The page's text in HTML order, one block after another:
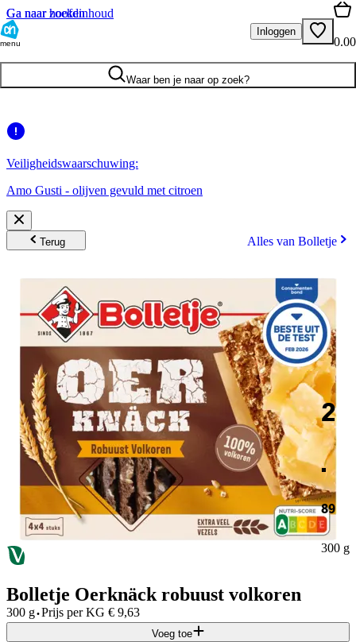
Ga naar hoofdinhoud
Ga naar zoeken
menu
Inloggen
0.00
Waar ben je naar op zoek?
Veiligheidswaarschuwing:
Amo Gusti - olijven gevuld met citroen
Terug Alles van Bolletje
2
.
89
300 g
Bolletje Oerknäck robuust volkoren
300 g·Prijs per KG € 9,63
Voeg toe